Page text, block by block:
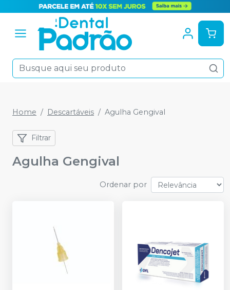
Home Descartáveis Agulha Gengival
Filtrar
Agulha Gengival
Ordenar por